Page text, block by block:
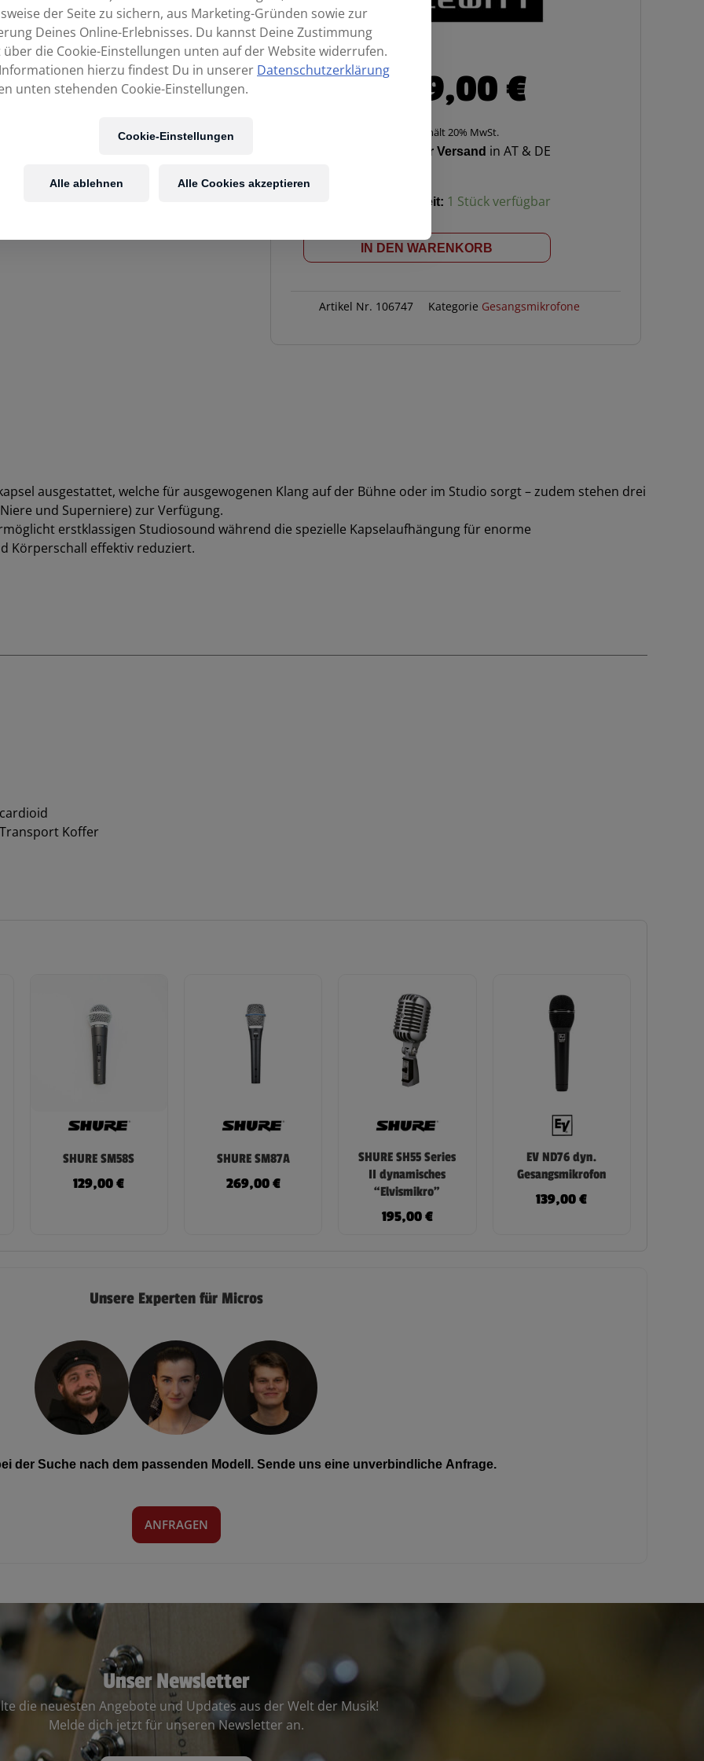
499,00€
Enthält 20% MwSt.
Kostenloser Versand in AT & DE
Verfügbarkeit: 1 Stück verfügbar
940
CM
IN DEN WARENKORB
Artikel Nr. 106747 Kategorie Gesangsmikrofone
ausgestattet, welche für ausgewogenen Klang auf der Bühne oder im Studio sorgt – zudem stehen drei
und Superniere) zur Verfügung.
erstklassigen Studiosound während die spezielle Kapselaufhängung für enorme
Körperschall effektiv reduziert.
Koffer
SHURE SM58S
129,00€
SHURE SM87A
269,00€
SHURE SH55 Series
II dynamisches
“Elvismikro”
195,00€
EV ND76 dyn.
Gesangsmikrofon
139,00€
Unsere Experten für Micros
der Suche nach dem passenden Modell. Sende uns eine unverbindliche Anfrage.
ANFRAGEN
Unser Newsletter
die neuesten Angebote und Updates aus der Welt der Musik!
Melde dich jetzt für unseren Newsletter an.
der Seite zu sichern, aus Marketing-Gründen sowie zur
Deines Online-Erlebnisses. Du kannst Deine Zustimmung
die Cookie-Einstellungen unten auf der Website widerrufen.
hierzu findest Du in unserer Datenschutzerklärung
unten stehenden Cookie-Einstellungen.
Cookie-Einstellungen
Alle ablehnen Alle Cookies akzeptieren